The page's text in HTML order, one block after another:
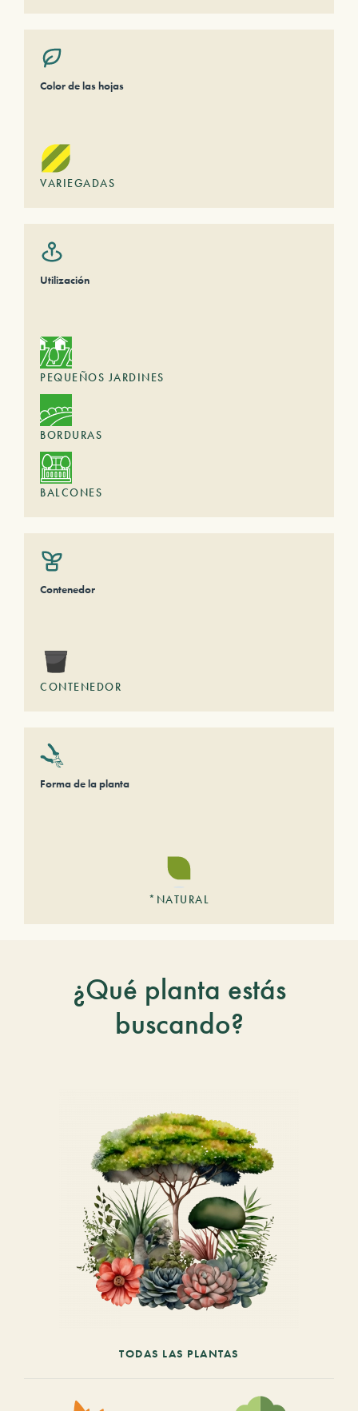
Color de las hojas
VARIEGADAS
Utilización
PEQUEÑOS JARDINES
BORDURAS
BALCONES
Contenedor
CONTENEDOR
Forma de la planta
*NATURAL
¿Qué planta estás
buscando?
TODAS LAS PLANTAS